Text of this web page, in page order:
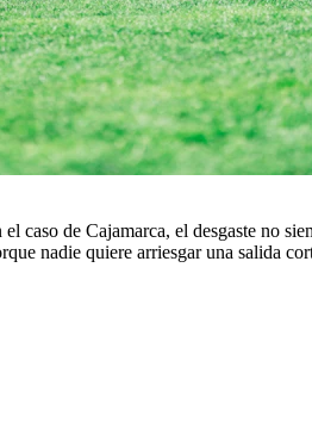
caso de Cajamarca, el desgaste no
nadie quiere arriesgar una salida